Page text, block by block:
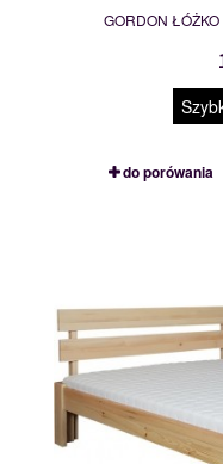
GORDON
do porówania